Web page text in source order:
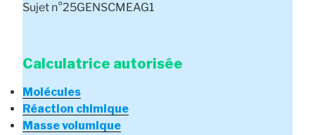
Sujet n°25GENSCMEAG1
Calculatrice autorisée
Molécules
Réaction chimique
Masse volumique